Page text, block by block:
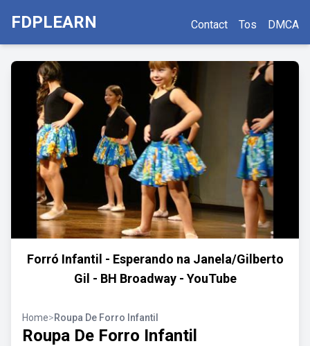
FDPLEARN Contact Tos DMCA
Forró Infantil - Esperando na Janela/Gilberto
Gil - BH Broadway - YouTube
Home>Roupa De Forro Infantil
Roupa De Forro Infantil